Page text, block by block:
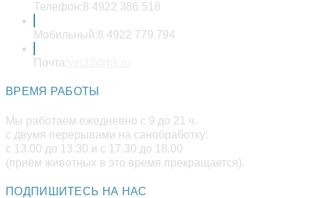
Телефон:8 4922 386 518
Мобильный:8 4922 779 794
Почта:
ВРЕМЯ РАБОТЫ
Мы работаем ежедневно с 9 до 21 ч.
с двумя перерывами на санобработку:
с 13.00 до 13.30 и с 17.30 до 18.00
(приём животных в это время прекращается).
ПОДПИШИТЕСЬ НА НАС